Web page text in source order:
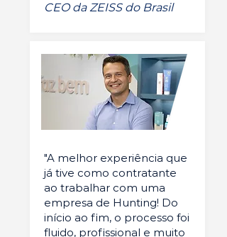
CEO da ZEISS do Brasil
"A melhor experiência que
já tive como contratante
ao trabalhar com uma
empresa de Hunting! Do
início ao fim, o processo foi
fluido, profissional e muito